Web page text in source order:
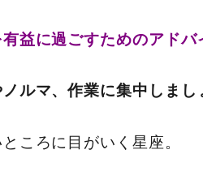
益に過ごすためのアドバ
ルマ、作業に集中しまし
ころに目がいく星座。